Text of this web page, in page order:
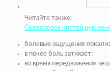
Читайте также:
Остеопороз кистей рук
болевые ощущения
в покое боль затихает;
во время передвижения